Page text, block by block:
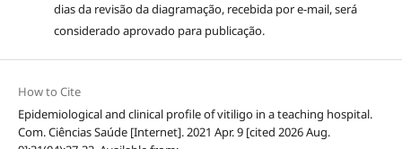
dias da revisão da diagramação, recebida por e-mail, será
considerado aprovado para publicação.
How to Cite
Epidemiological and clinical profile of vitiligo in a teaching hospital.
Com. Ciências Saúde [Internet]. 2021 Apr. 9 [cited 2026 Aug.